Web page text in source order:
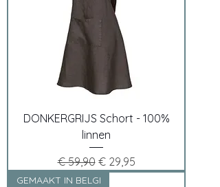
DONKERGRIJS Schort - 100%
linnen
Normale prijs
€ 59,90 Verkoopprijs
€ 29,95
GEMAAKT IN BELGI